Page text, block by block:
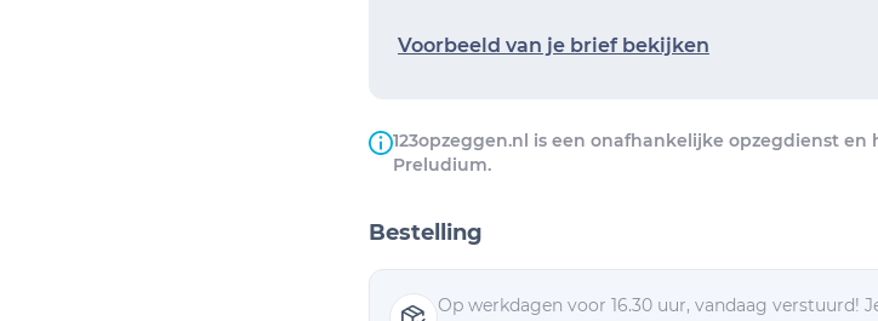
Voorbeeld van je brief bekijken
123opzeggen.nl is een onafhankelijke opzegdienst
Preludium.
Bestelling
Op werkdagen voor 16.30 uur, vandaag verstuurd!